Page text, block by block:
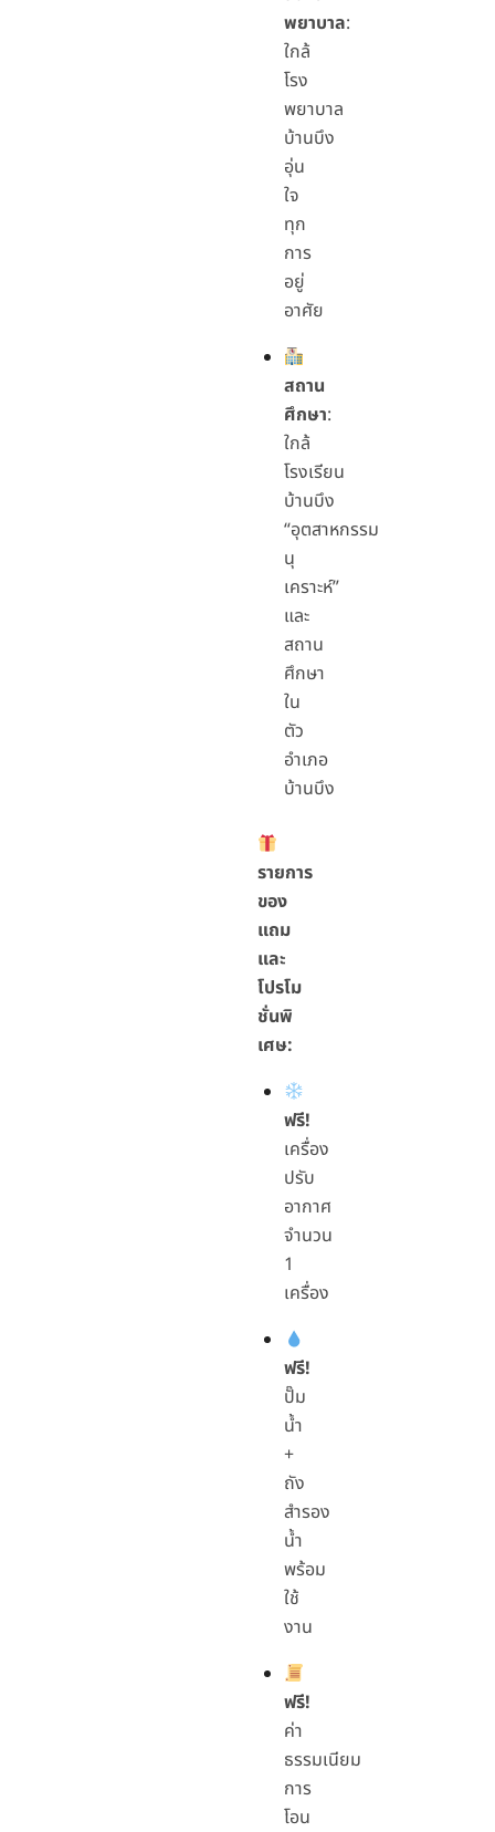
พยาบาล:
ใกล้
โรง
พยาบาล
บ้านบึง
อุ่น
ใจ
ทุก
การ
อยู่
อาศัย
สถาน
ศึกษา:
ใกล้
โรงเรียน
บ้านบึง
“อุตสาหกรรม
นุ
เคราะห์”
และ
สถาน
ศึกษา
ใน
ตัว
อำเภอ
บ้านบึง
รายการ
ของ
แถม
และ
โปรโม
ชั่นพิ
เศษ:
ฟรี!
เครื่อง
ปรับ
อากาศ
จำนวน
1
เครื่อง
ฟรี!
ปั๊ม
น้ำ
+
ถัง
สำรอง
น้ำ
พร้อม
ใช้
งาน
ฟรี!
ค่า
ธรรมเนียม
การ
โอน